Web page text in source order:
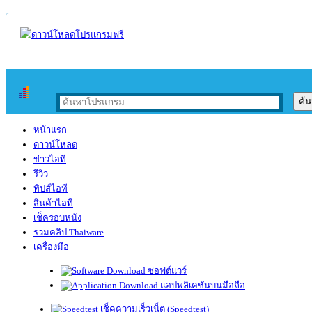
หน้าแรก
ดาวน์โหลด
ข่าวไอที
รีวิว
ทิปส์ไอที
สินค้าไอที
เช็ครอบหนัง
รวมคลิป Thaiware
เครื่องมือ
ซอฟต์แวร์
แอปพลิเคชันบนมือถือ
เช็คความเร็วเน็ต (Speedtest)